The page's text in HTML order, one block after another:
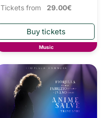
Tickets from 29.00€
Music